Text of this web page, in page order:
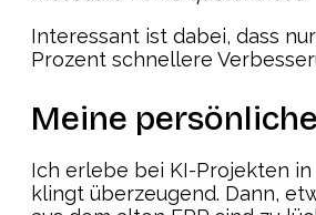
Interessant ist dabei, dass
Prozent schnellere
Meine
Ich erlebe bei KI-Projekten
klingt überzeugend. Dann,